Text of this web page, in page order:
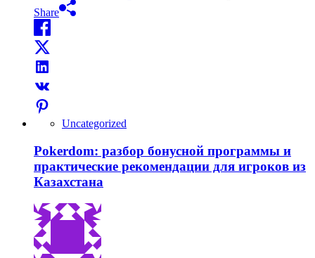
Share
Uncategorized
Pokerdom: разбор бонусной программы и
практические рекомендации для игроков из
Казахстана